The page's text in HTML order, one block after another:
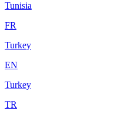
Tunisia
FR
Turkey
EN
Turkey
TR